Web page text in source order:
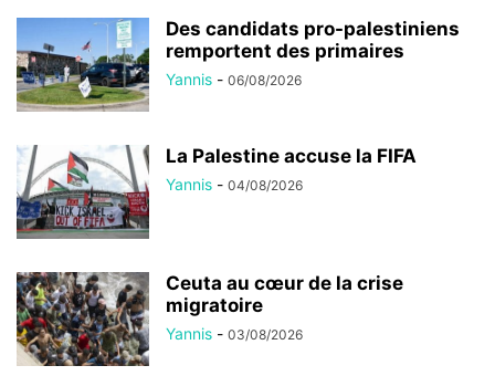
Des candidats pro-palestiniens
remportent des primaires
Yannis - 06/08/2026
La Palestine accuse la FIFA
Yannis - 04/08/2026
Ceuta au cœur de la crise
migratoire
Yannis - 03/08/2026